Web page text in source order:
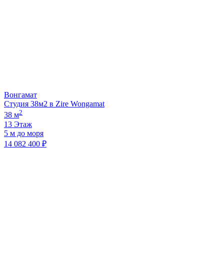
Вонгамат
Студия 38м2 в Zire Wongamat
38 м2
13 Этаж
5 м до моря
14 082 400 ₽